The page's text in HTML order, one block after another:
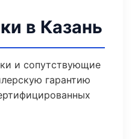
в Казань
и сопутствующие
гарантию